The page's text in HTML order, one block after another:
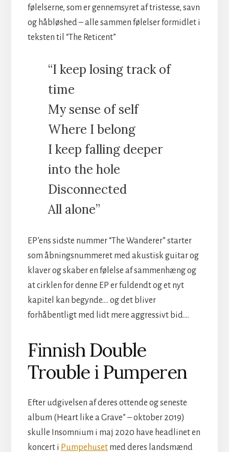
følelserne, som er gennemsyret af tristesse, savn
og håbløshed – alle sammen følelser formidlet i
teksten til “The Reticent”
“I keep losing track of
time
My sense of self
Where I belong
I keep falling deeper
into the hole
Disconnected
All alone”
EP’ens sidste nummer “The Wanderer” starter
som åbningsnummeret med akustisk guitar og
klaver og skaber en følelse af sammenhæng og
at cirklen for denne EP er fuldendt og et nyt
kapitel kan begynde…. og det bliver
forhåbentligt med lidt mere aggressivt bid….
Finnish Double
Trouble i Pumperen
Efter udgivelsen af deres ottende og seneste
album (Heart like a Grave” – oktober 2019)
skulle Insomnium i maj 2020 have headlinet en
koncert i Pumpehusetmed deres landsmænd